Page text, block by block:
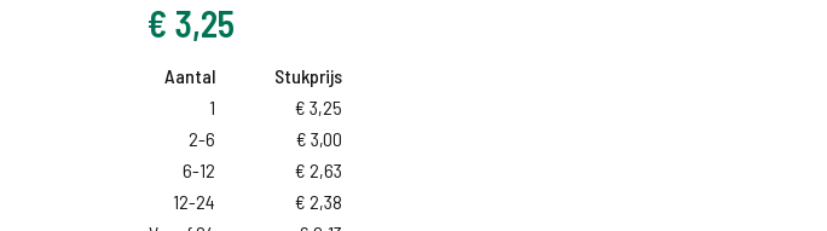
€ 3,25
Aantal
Stukprijs
1
€ 3,25
2-6
€ 3,00
6-12
€ 2,63
12-24
€ 2,38